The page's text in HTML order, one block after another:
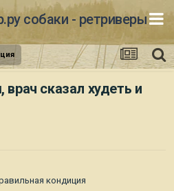
собаки - ретриверы
сказал худеть и
кондиция